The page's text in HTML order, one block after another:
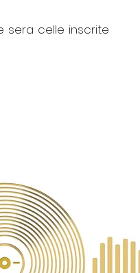
sera celle inscrite